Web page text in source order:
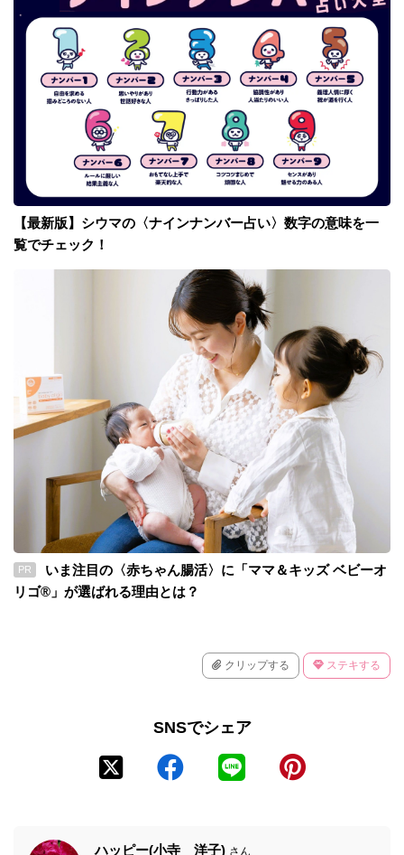
【最新版】シウマの〈ナインナンバー占い〉数字の意味を一
覧でチェック！
PR
いま注目の〈赤ちゃん腸活〉に「ママ＆キッズ ベビーオ
リゴ®」が選ばれる理由とは？
クリップする ステキする
SNSでシェア
ハッピー(小寺 洋子) さん